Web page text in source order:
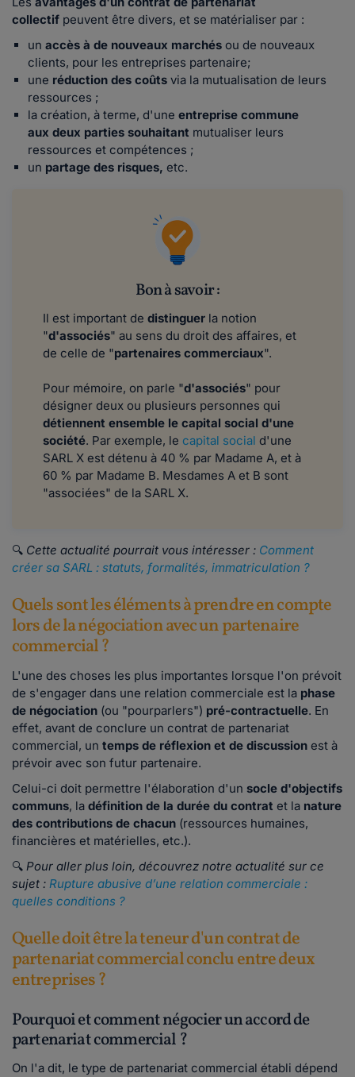
collectif peuvent être divers, et se matérialiser par :
un accès à de nouveaux marchés ou de nouveaux
clients, pour les entreprises partenaire;
une réduction des coûts via la mutualisation de leurs
ressources ;
la création, à terme, d'une entreprise commune
aux deux parties souhaitant mutualiser leurs
ressources et compétences ;
un partage des risques, etc.
Bon à savoir :
Il est important de distinguer la notion
"d'associés" au sens du droit des affaires, et
de celle de "partenaires commerciaux".
Pour mémoire, on parle "d'associés" pour
désigner deux ou plusieurs personnes qui
détiennent ensemble le capital social d'une
société. Par exemple, le capital social d'une
SARL X est détenu à 40 % par Madame A, et à
60 % par Madame B. Mesdames A et B sont
"associées" de la SARL X.
🔍 Cette actualité pourrait vous intéresser : Comment
créer sa SARL : statuts, formalités, immatriculation ?
Quels sont les éléments à prendre en compte
lors de la négociation avec un partenaire
commercial ?
L'une des choses les plus importantes lorsque l'on prévoit
de s'engager dans une relation commerciale est la phase
de négociation (ou "pourparlers") pré-contractuelle. En
effet, avant de conclure un contrat de partenariat
commercial, un temps de réflexion et de discussion est à
prévoir avec son futur partenaire.
Celui-ci doit permettre l'élaboration d'un socle d'objectifs
communs, la définition de la durée du contrat et la nature
des contributions de chacun (ressources humaines,
financières et matérielles, etc.).
🔍 Pour aller plus loin, découvrez notre actualité sur ce
sujet : Rupture abusive d’une relation commerciale :
quelles conditions ?
Quelle doit être la teneur d'un contrat de
partenariat commercial conclu entre deux
entreprises ?
Pourquoi et comment négocier un accord de
partenariat commercial ?
On l'a dit, le type de partenariat commercial établi dépend